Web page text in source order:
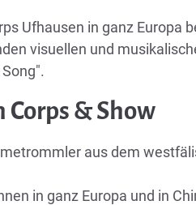
Ufhausen in ganz Europa
visuellen und
& Show
aus dem
in ganz Europa und in